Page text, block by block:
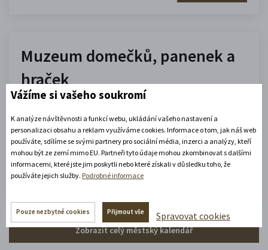
Muzeum domečků, panenek a
hraček
(platné od 1. 7. 2026 do 31. 8. 2026)
Zobrazit celou otevírací dobu
Zobrazit celý městský kalendář
Vážíme si vašeho soukromí
K analýze návštěvnosti a funkcí webu, ukládání vašeho nastavení a
personalizaci obsahu a reklam využíváme cookies. Informace o tom, jak náš web
používáte, sdílíme se svými partnery pro sociální média, inzerci a analýzy, kteří
mohou být ze zemí mimo EU. Partneři tyto údaje mohou zkombinovat s dalšími
informacemi, které jste jim poskytli nebo které získali v důsledku toho, že
používáte jejich služby. Podrobné informace
Pouze nezbytné cookies Přijmout vše Spravovat cookies